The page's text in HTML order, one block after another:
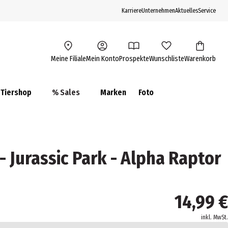
KarriereUnternehmenAktuellesService
Meine FilialeMein KontoProspekteWunschlisteWarenkorb
Tiershop % Sales Marken Foto
Jurassic Park - Alpha Raptor
14,99 €
inkl. MwSt.